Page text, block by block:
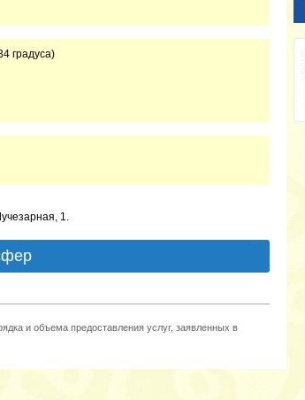
градуса)
1.
и объема предоставления услуг, заявленных в